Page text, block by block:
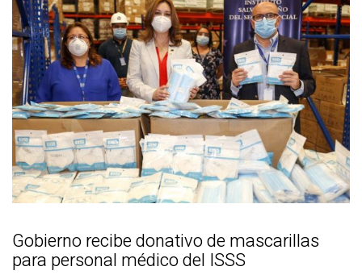
Gobierno recibe donativo de mascarillas
para personal médico del ISSS